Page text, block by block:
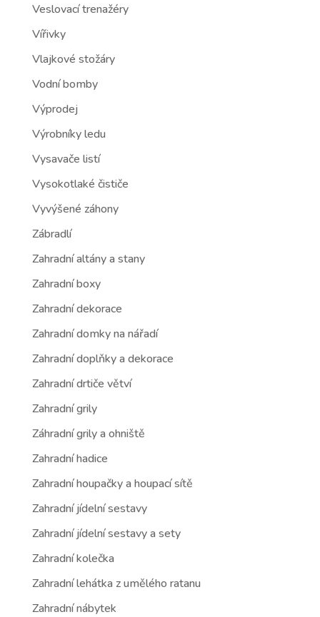
Veslovací trenažéry
Vířivky
Vlajkové stožáry
Vodní bomby
Výprodej
Výrobníky ledu
Vysavače listí
Vysokotlaké čističe
Vyvýšené záhony
Zábradlí
Zahradní altány a stany
Zahradní boxy
Zahradní dekorace
Zahradní domky na nářadí
Zahradní doplňky a dekorace
Zahradní drtiče větví
Zahradní grily
Záhradní grily a ohniště
Zahradní hadice
Zahradní houpačky a houpací sítě
Zahradní jídelní sestavy
Zahradní jídelní sestavy a sety
Zahradní kolečka
Zahradní lehátka z umělého ratanu
Zahradní nábytek